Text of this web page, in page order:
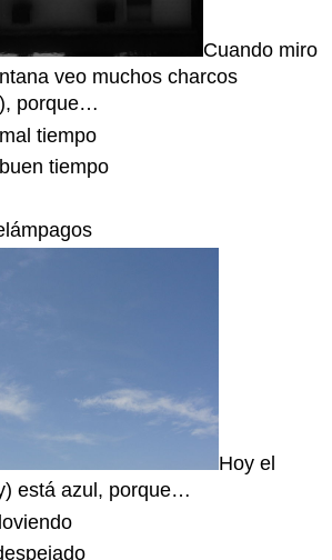
Cuando miro
veo muchos charcos
porque…
tiempo
tiempo
Hoy el
está azul, porque…